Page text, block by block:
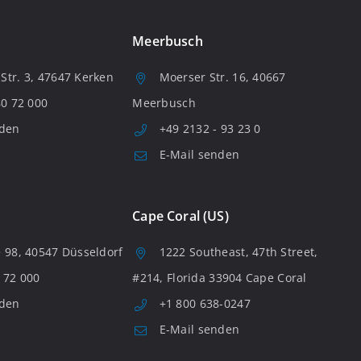
3, 47647 Kerken
72 000
Meerbusch
Moerser Str. 16, 40667
Meerbusch
+49 2132 - 93 23 0
E-Mail senden
98, 40547 Düsseldorf
000
Cape Coral (US)
1222 Southeast, 47th Street,
#214, Florida 33904 Cape Coral
+1 800 638-0247
E-Mail senden